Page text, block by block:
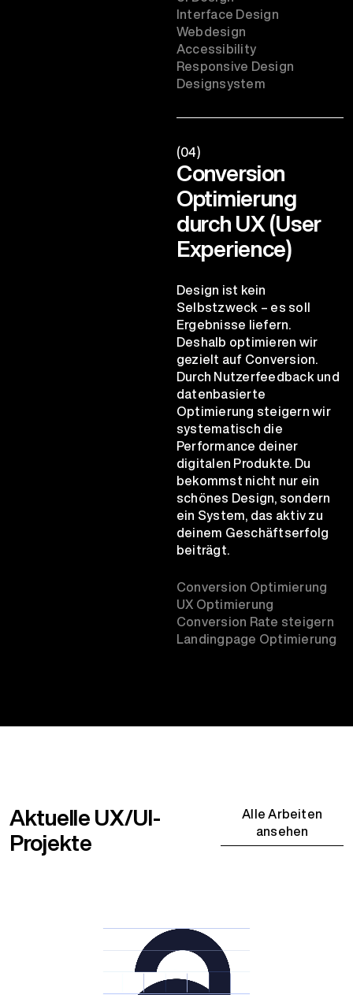
Interface Design
Webdesign
Accessibility
Responsive Design
Designsystem
(04)
Conversion
Optimierung
durch UX (User
Experience)
Design ist kein
Selbstzweck – es soll
Ergebnisse liefern.
Deshalb optimieren wir
gezielt auf Conversion.
Durch Nutzerfeedback und
datenbasierte
Optimierung steigern wir
systematisch die
Performance deiner
digitalen Produkte. Du
bekommst nicht nur ein
schönes Design, sondern
ein System, das aktiv zu
deinem Geschäftserfolg
beiträgt.
Conversion Optimierung
UX Optimierung
Conversion Rate steigern
Landingpage Optimierung
Aktuelle UX/UI-
Projekte
Alle Arbeiten
ansehen